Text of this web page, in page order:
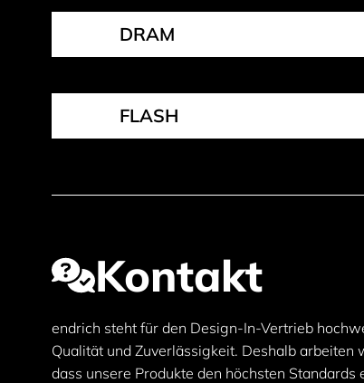
DRAM
FLASH
Kontakt
endrich steht für den Design-In-Vertrieb
Qualität und Zuverlässigkeit. Deshalb
dass unsere Produkte den höchsten